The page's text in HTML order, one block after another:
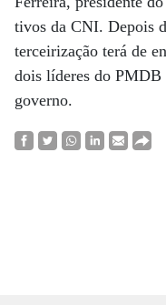
tivos da CNI. Depois
terceirização terá de
dois líderes do PMDB
governo.